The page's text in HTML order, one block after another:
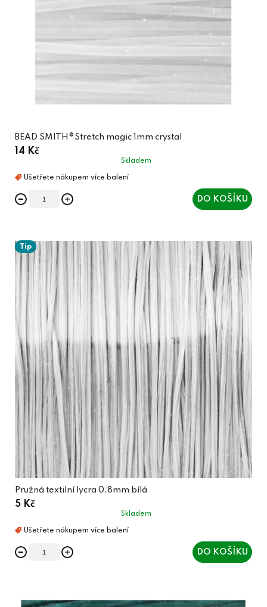
BEAD SMITH®Stretch magic 1mm crystal
14 Kč
Skladem
DO KOŠÍKU
Tip
Pružná textilní lycra 0,8mm bílá
5 Kč
Skladem
DO KOŠÍKU